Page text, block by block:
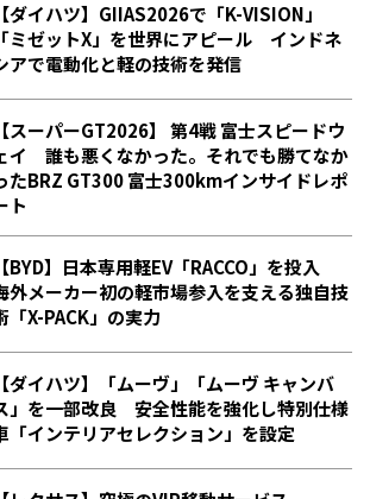
【ダイハツ】GIIAS2026で「K-VISION」
「ミゼットX」を世界にアピール インドネ
アで電動化と軽の技術を発信
【スーパーGT2026】 第4戦 富士スピードウ
イ 誰も悪くなかった。それでも勝てなか
た――BRZ GT300 富士300kmインサイドレポ
ト
【BYD】日本専用軽EV「RACCO」を投入
外メーカー初の軽市場参入を支える独自技
「X-PACK」の実力
【ダイハツ】「ムーヴ」「ムーヴ キャンバ
」を一部改良 安全性能を強化し特別仕様
「インテリアセレクション」を設定